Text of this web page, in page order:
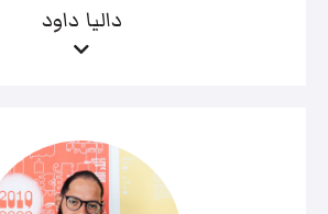
داليا داود